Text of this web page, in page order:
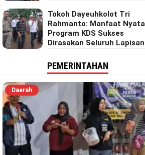
Tokoh Dayeuhkolot Tri
Rahmanto: Manfaat Nyata
Program KDS Sukses
Dirasakan Seluruh Lapisan
Pelosok.
PEMERINTAHAN
Daerah